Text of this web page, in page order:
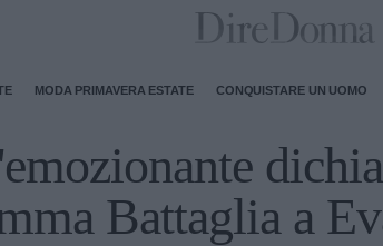
MODA PRIMAVERA ESTATE CONQUISTARE UN UOMO
Battaglia a